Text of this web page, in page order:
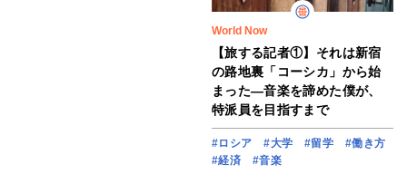
World Now
【旅する記者①】それは新宿
の路地裏「コーシカ」から始
まった―音楽を諦めた僕が、
特派員を目指すまで
#ロシア #大学 #留学
#働き方
#経済
#音楽